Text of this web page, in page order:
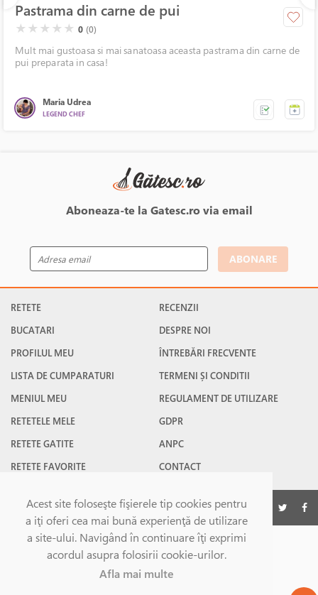
Acest site foloseşte fişierele tip cookies pentru
a iţi oferi cea mai bună experienţă de utilizare
a site-ului. Navigând în continuare îţi exprimi
acordul asupra folosirii cookie-urilor.
Afla mai multe
Pastrama din carne de pui
( )
★ ( )
★ ( )
★ ( )
★ ( )
★ 0 (0)
Mult mai gustoasa si mai sanatoasa aceasta pastrama din carne de
pui preparata in casa!
Maria Udrea
LEGEND CHEF
Aboneaza-te la Gatesc.ro via email
ABONARE
RETETE
BUCATARI
PROFILUL MEU
LISTA DE CUMPARATURI
MENIUL MEU
RETETELE MELE
RETETE GATITE
RETETE FAVORITE
RECENZII
DESPRE NOI
ÎNTREBĂRI FRECVENTE
TERMENI ȘI CONDITII
REGULAMENT DE UTILIZARE
GDPR
ANPC
CONTACT
©Gatesc.ro 2026